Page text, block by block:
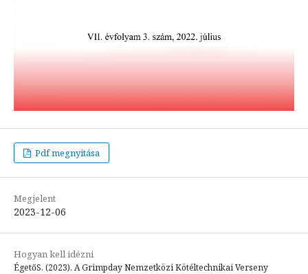
Pdf megnyitása
Megjelent
2023-12-06
Hogyan kell idézni
ÉgetőS. (2023). A Grimpday Nemzetközi Kötéltechnikai Verseny